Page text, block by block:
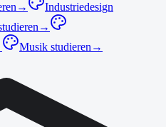
→
Industriedesign
→
Musik studieren →